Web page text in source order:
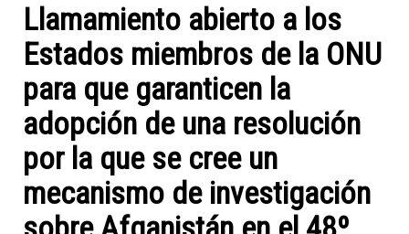
Llamamiento abierto a los
Estados miembros de la ONU
para que garanticen la
adopción de una resolución
por la que se cree un
mecanismo de investigación